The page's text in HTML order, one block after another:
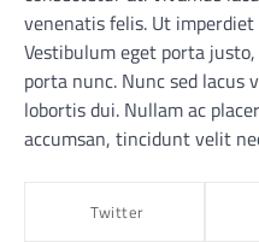
venenatis felis. Ut
Vestibulum eget porta
porta nunc. Nunc sed lacus
lobortis dui. Nullam ac
accumsan, tincidunt velit
Twitter